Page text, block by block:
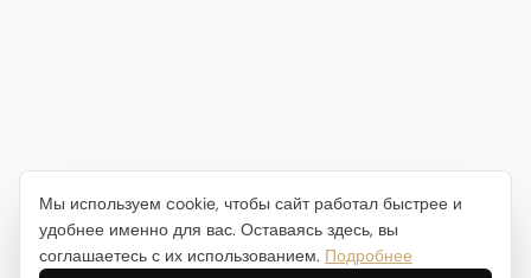
Мы используем cookie, чтобы сайт работал быстрее и
удобнее именно для вас. Оставаясь здесь, вы
соглашаетесь с их использованием. Подробнее